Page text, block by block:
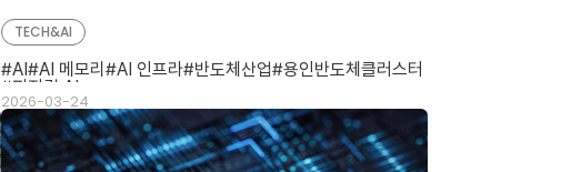
하다
2026-03-24
TECH&AI
AI AI 메모리 AI 인프라 반도체산업
용인반도체클러스터
피지컬 AI